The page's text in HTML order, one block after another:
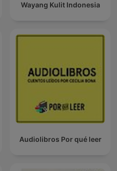
Wayang Kulit Indonesia
Audiolibros Por qué leer